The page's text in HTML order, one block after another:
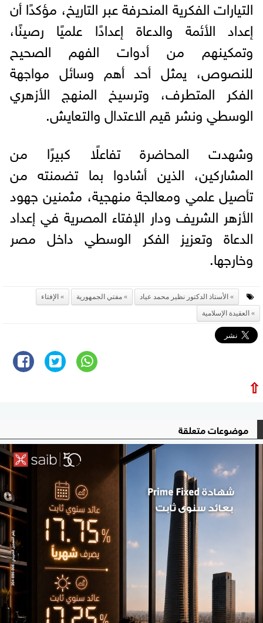
التيارات الفكرية المنحرفة عبر التاريخ، مؤكدًا أن
إعداد الأئمة والدعاة إعدادًا علميًا رصينًا،
وتمكينهم من أدوات الفهم الصحيح
للنصوص، يمثل أحد أهم وسائل مواجهة
الفكر المتطرف، وترسيخ المنهج الأزهري
الوسطي ونشر قيم الاعتدال والتعايش.
وشهدت المحاضرة تفاعلًا كبيرًا من
المشاركين، الذين أشادوا بما تضمنته من
تأصيل علمي ومعالجة منهجية، مثمنين جهود
الأزهر الشريف ودار الإفتاء المصرية في إعداد
الدعاة وتعزيز الفكر الوسطي داخل مصر
وخارجها.
الأستاذ الدكتور نظير محمد عياد مفتي الجمهورية
الإفتاء
العقيدة الإسلامية
⇧
موضوعات متعلقة